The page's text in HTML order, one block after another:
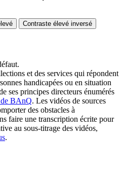
Contraste élevé inversé
et des services qui répondent
handicapées ou en situation
ses principes directeurs énumérés
BAnQ. Les vidéos de sources
des obstacles à
faire une transcription écrite pour
au sous-titrage des vidéos,
.